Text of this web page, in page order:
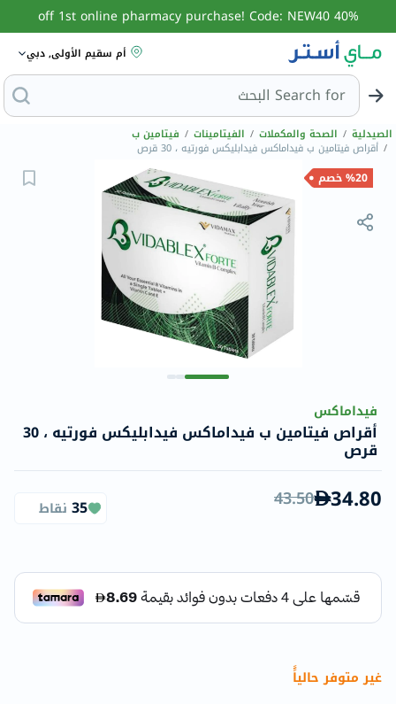
40% off 1st online pharmacy purchase! Code: NEW40
أم سقيم الأولى, دبي
Search for البحث عن م
الصيدلية / الصحة والمكملات / الفيتامينات / فيتامين ب
/ أقراص فيتامين ب فيداماكس فيدابليكس فورتيه ، 30 قرص
%20 خصم
فيداماكس
أقراص فيتامين ب فيداماكس فيدابليكس فورتيه ، 30
قرص
34.80
43.50
35 نقاط
غير متوفر حالياًً